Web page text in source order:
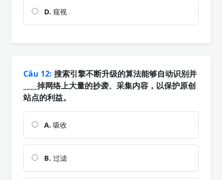
D. 窥视
Câu 12: 搜索引擎不断升级的算法能够自动识别并
____掉网络上大量的抄袭、采集内容，以保护原创
站点的利益。
A. 吸收
B. 过滤